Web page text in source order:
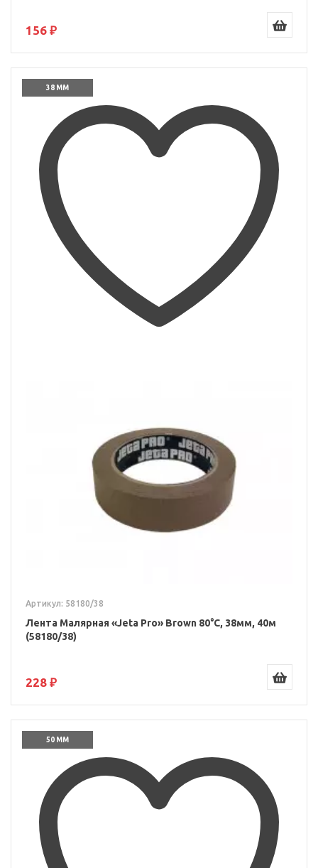
156 ₽
38 ММ
Артикул: 58180/38
Лента Малярная «Jeta Pro» Brown 80°С, 38мм, 40м
(58180/38)
228 ₽
50 ММ